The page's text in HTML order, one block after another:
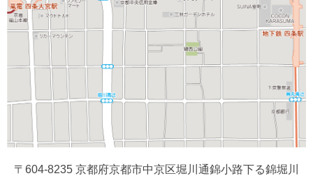
〒604-8235 京都府京都市中京区堀川通錦小路下る錦堀川